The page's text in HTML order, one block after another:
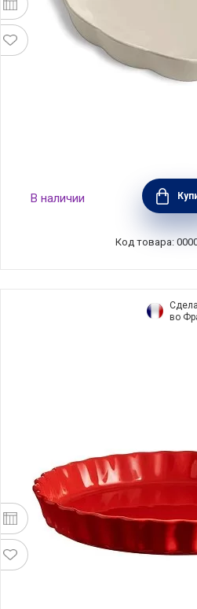
Форма для выпечки
бортами 26,5 см,
Henry,
В наличии
Код товара:
во